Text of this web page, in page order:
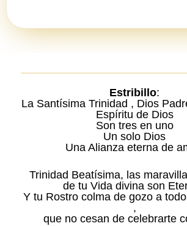
Estribillo:
La Santísima Trinidad , Dios
Espíritu de Dios
Son tres en uno
Un solo Dios
Una Alianza eterna de
Trinidad Beatísima, las
de tu Vida divina son
Y tu Rostro colma de gozo a
,
que no cesan de celebrarte